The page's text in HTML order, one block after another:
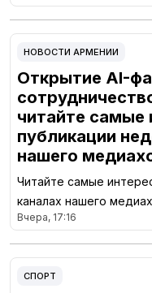
НОВОСТИ АРМЕНИИ
Открытие AI-
читайте самые
публикации
нашего
Читайте самые
каналах нашего
Вчера, 17:16
СПОРТ